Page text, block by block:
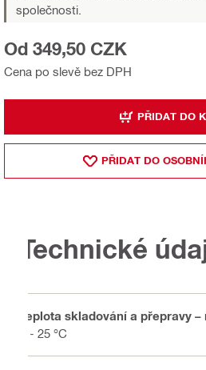
společnosti.
Cena po slevě bez DPH
Od 349,50 CZK
PŘIDAT DO
PŘIDAT DO
Technické
Teplota skladování a přepravy –
5 - 25 °C